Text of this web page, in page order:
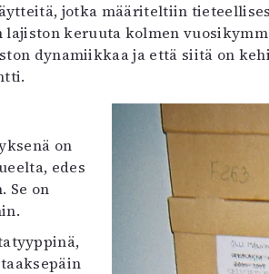
jotka määriteltiin
keruuta kolmen
dynamiikkaa ja että siitä on
on
edes
Se on